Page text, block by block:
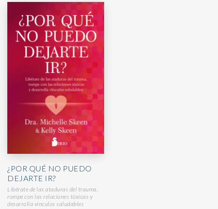
¿POR QUÉ NO PUEDO
DEJARTE IR?
Libérate de las ataduras del trauma,
rompe con las relaciones tóxicas y
desarrolla vínculos saludables